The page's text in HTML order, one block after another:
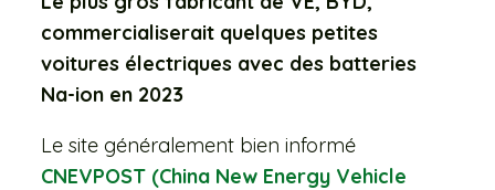
commercialiserait quelques petites
voitures électriques avec des batteries
Na-ion en 2023
Le site généralement bien informé
CNEVPOST (China New Energy Vehicle